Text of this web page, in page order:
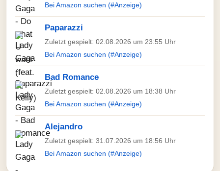
Bei Amazon suchen (#Anzeige)
Paparazzi
Zuletzt gespielt: 02.08.2026 um 23:55 Uhr
Bei Amazon suchen (#Anzeige)
Bad Romance
Zuletzt gespielt: 02.08.2026 um 18:38 Uhr
Bei Amazon suchen (#Anzeige)
Alejandro
Zuletzt gespielt: 31.07.2026 um 18:56 Uhr
Bei Amazon suchen (#Anzeige)